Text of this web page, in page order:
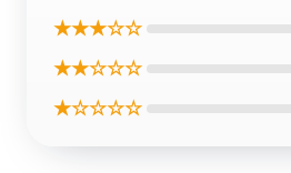
★★★☆☆
★★☆☆☆
★☆☆☆☆